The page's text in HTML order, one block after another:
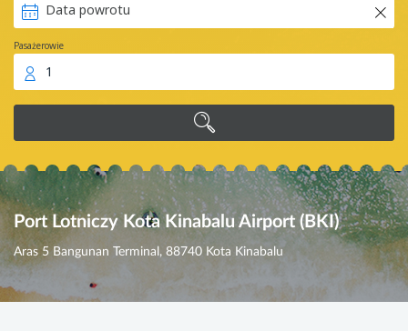
Pasażerowie
1
Port Lotniczy Kota Kinabalu Airport (BKI)
Aras 5 Bangunan Terminal, 88740 Kota Kinabalu